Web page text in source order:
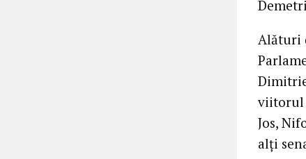
Alături
viitorul
Jos,
alți